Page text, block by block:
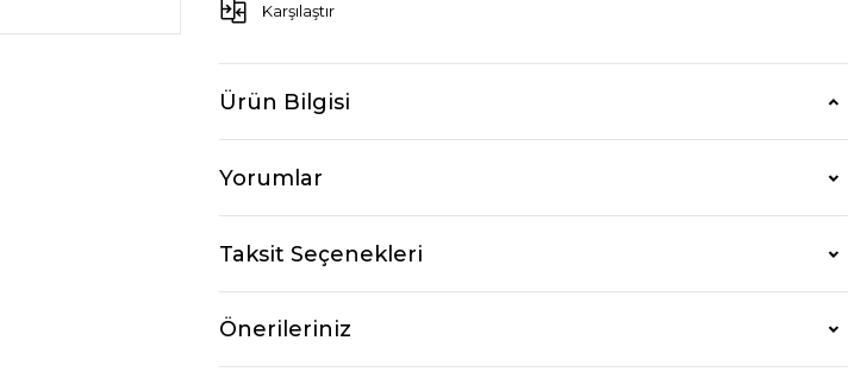
Karşılaştır
Ürün Bilgisi
Yorumlar
Taksit Seçenekleri
Önerileriniz